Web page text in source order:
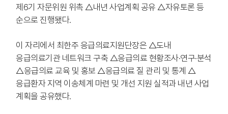
제6기 자문위원 위촉 △내년 사업계획 공유 △자유토론 등
순으로 진행됐다.
이 자리에서 최한주 응급의료지원단장은 △도내
응급의료기관 네트워크 구축 △응급의료 현황조사·연구·분석
△응급의료 교육 및 홍보 △응급의료 질 관리 및 통계 △
응급환자 지역 이송체계 마련 및 개선 지원 실적과 내년 사업
계획을 공유했다.